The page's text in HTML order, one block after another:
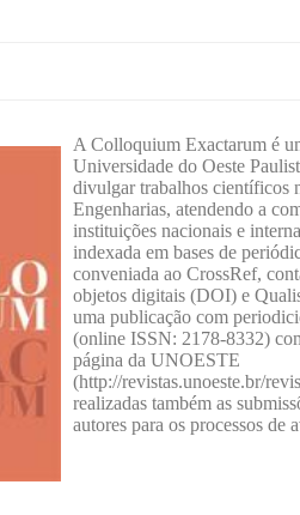
A Colloquium Exactarum é
Universidade do Oeste
divulgar trabalhos científicos
Engenharias, atendendo a
instituições nacionais e
indexada em bases de
conveniada ao CrossRef,
objetos digitais (DOI) e
uma publicação com
(online ISSN: 2178-8332)
página da UNOESTE
(http://revistas.unoeste.br/
realizadas também as
autores para os processos de